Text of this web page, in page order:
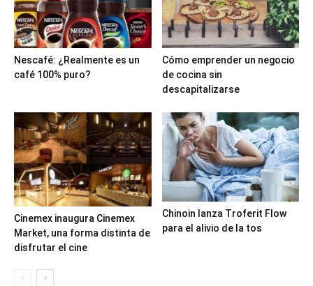
Nescafé: ¿Realmente es un
café 100% puro?
Cómo emprender un negocio
de cocina sin
descapitalizarse
Cinemex inaugura Cinemex
Market, una forma distinta de
disfrutar el cine
Chinoin lanza Troferit Flow
para el alivio de la tos